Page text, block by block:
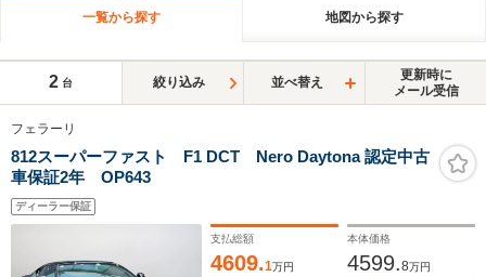
一覧から探す 地図から探す
2 台 絞り込み 並べ替え
更新時に
メール受信
フェラーリ
812スーパーファスト F1 DCT Nero Daytona 認定中古
車保証2年 OP643
ディーラー保証
支払総額
4609.1万円
本体価格
4599.8万円